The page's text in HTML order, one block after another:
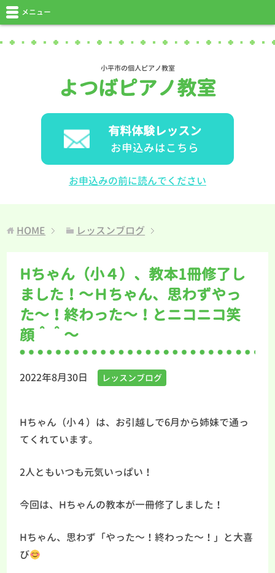
小平市の個人ピアノ教室
よつばピアノ教室
有料体験レッスン
お申込みはこちら
お申込みの前に読んでください
メニュー
HOME レッスンブログ
Hちゃん（小４）、教本1冊修了し
ました！～Ｈちゃん、思わずやっ
た～！終わった～！とニコニコ笑
顔＾＾～
2022年8月30日 レッスンブログ
Hちゃん（小４）は、お引越しで6月から姉妹で通っ
てくれています。
2人ともいつも元気いっぱい！
今回は、Hちゃんの教本が一冊修了しました！
Hちゃん、思わず「やった～！終わった～！」と大喜
び